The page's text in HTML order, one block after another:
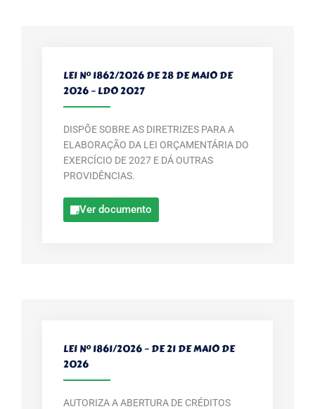
LEI Nº 1862/2026 DE 28 DE MAIO DE
2026 – LDO 2027
DISPÕE SOBRE AS DIRETRIZES PARA A
ELABORAÇÃO DA LEI ORÇAMENTÁRIA DO
EXERCÍCIO DE 2027 E DÁ OUTRAS
PROVIDÊNCIAS.
Ver documento
LEI Nº 1861/2026 – DE 21 DE MAIO DE
2026
AUTORIZA A ABERTURA DE CRÉDITOS